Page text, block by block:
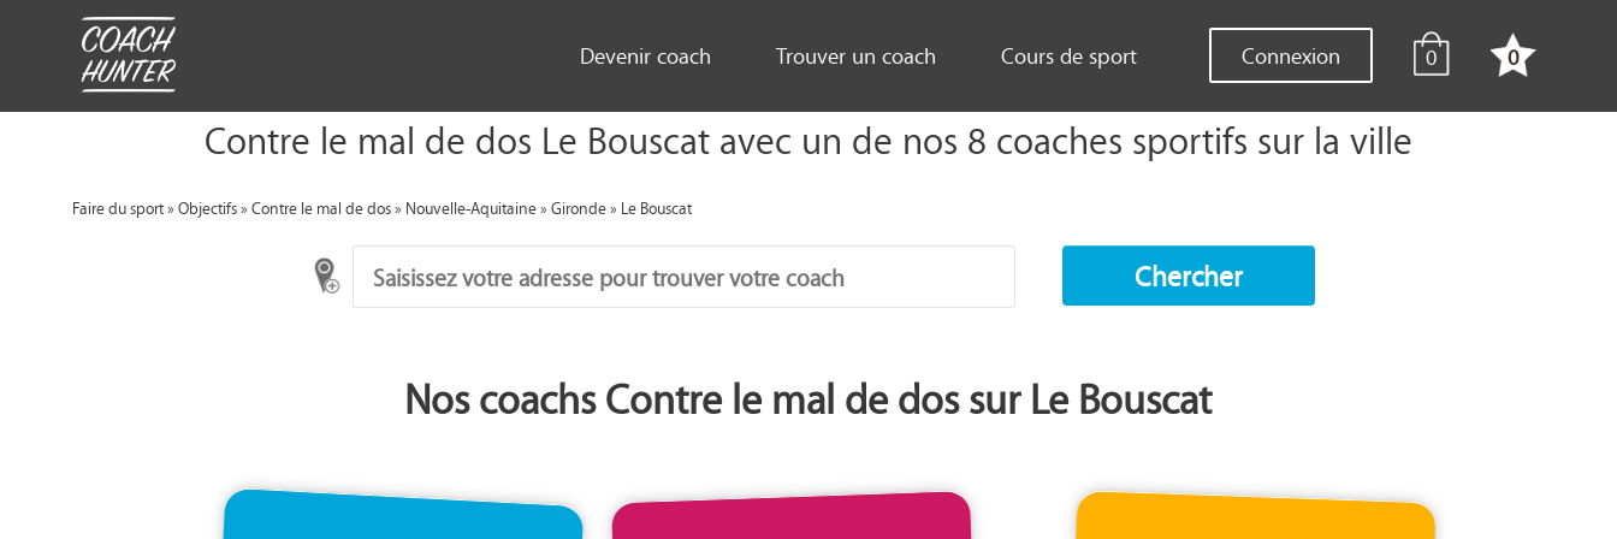
Connexion 0 0
Devenir coach Trouver un coach Cours de sport
Contre le mal de dos Le Bouscat avec un de nos 8 coaches sportifs sur la ville
Faire du sport»Objectifs»Contre le mal de dos»Nouvelle-Aquitaine»Gironde»Le Bouscat
Chercher
Nos coachs Contre le mal de dos sur Le Bouscat